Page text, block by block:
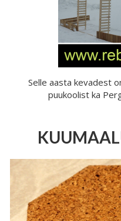
Selle aasta kevadest
puukoolist ka